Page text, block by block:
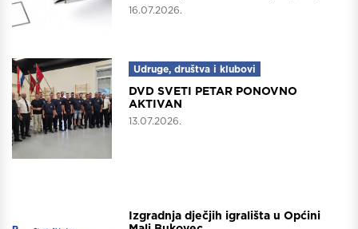
16.07.2026.
Udruge, društva i klubovi
DVD SVETI PETAR PONOVNO
AKTIVAN
13.07.2026.
Izgradnja dječjih igrališta u Općini